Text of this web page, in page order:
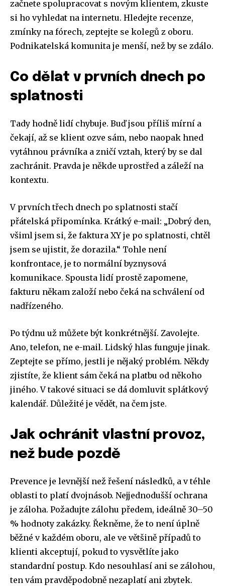
začnete spolupracovat s novým klientem, zkuste
si ho vyhledat na internetu. Hledejte recenze,
zmínky na fórech, zeptejte se kolegů z oboru.
Podnikatelská komunita je menší, než by se zdálo.
Co dělat v prvních dnech po
splatnosti
Tady hodně lidí chybuje. Buď jsou příliš mírní a
čekají, až se klient ozve sám, nebo naopak hned
vytáhnou právníka a zničí vztah, který by se dal
zachránit. Pravda je někde uprostřed a záleží na
kontextu.
V prvních třech dnech po splatnosti stačí
přátelská připomínka. Krátký e-mail: „Dobrý den,
všiml jsem si, že faktura XY je po splatnosti, chtěl
jsem se ujistit, že dorazila.“ Tohle není
konfrontace, je to normální byznysová
komunikace. Spousta lidí prostě zapomene,
fakturu někam založí nebo čeká na schválení od
nadřízeného.
Po týdnu už můžete být konkrétnější. Zavolejte.
Ano, telefon, ne e-mail. Lidský hlas funguje jinak.
Zeptejte se přímo, jestli je nějaký problém. Někdy
zjistíte, že klient sám čeká na platbu od někoho
jiného. V takové situaci se dá domluvit splátkový
kalendář. Důležité je vědět, na čem jste.
Jak ochránit vlastní provoz,
než bude pozdě
Prevence je levnější než řešení následků, a v téhle
oblasti to platí dvojnásob. Nejjednodušší ochrana
je záloha. Požadujte zálohu předem, ideálně 30–50
% hodnoty zakázky. Řekněme, že to není úplně
běžné v každém oboru, ale ve většině případů to
klienti akceptují, pokud to vysvětlíte jako
standardní postup. Kdo nesouhlasí ani se zálohou,
ten vám pravděpodobně nezaplatí ani zbytek.